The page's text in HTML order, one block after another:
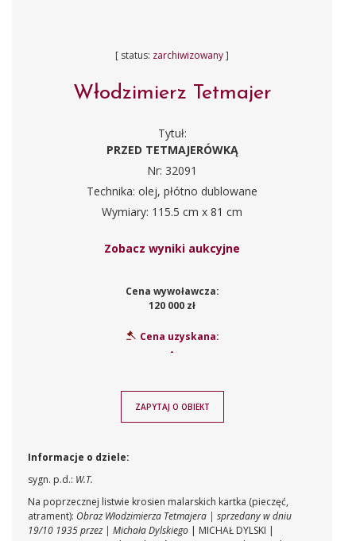
[ status: zarchiwizowany]
Włodzimierz Tetmajer
Tytuł:
PRZED TETMAJERÓWKĄ
Nr: 32091
Technika: olej, płótno dublowane
Wymiary: 115.5 cm x 81 cm
Zobacz wyniki aukcyjne
Cena wywoławcza:
120 000 zł
Cena uzyskana:
-
ZAPYTAJ O OBIEKT
Informacje o dziele:
sygn. p.d.: W.T.
Na poprzecznej listwie krosien malarskich kartka (pieczęć,
atrament): Obraz Włodzimierza Tetmajera | sprzedany w dniu
19/10 1935 przez | Michała Dylskiego | MICHAŁ DYLSKI |